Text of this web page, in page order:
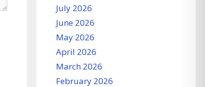
July 2026
June 2026
May 2026
April 2026
March 2026
February 2026